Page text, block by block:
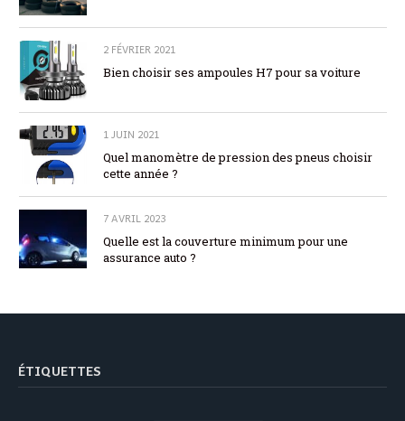
2 FÉVRIER 2021
Bien choisir ses ampoules H7 pour sa voiture
1 JUIN 2021
Quel manomètre de pression des pneus choisir
cette année ?
7 AVRIL 2023
Quelle est la couverture minimum pour une
assurance auto ?
ÉTIQUETTES